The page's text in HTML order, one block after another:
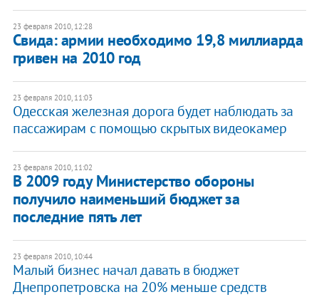
23 февраля 2010, 12:28
Свида: армии необходимо 19,8 миллиарда
гривен на 2010 год
23 февраля 2010, 11:03
Одесская железная дорога будет наблюдать за
пассажирам с помощью скрытых видеокамер
23 февраля 2010, 11:02
В 2009 году Министерство обороны
получило наименьший бюджет за
последние пять лет
23 февраля 2010, 10:44
Малый бизнес начал давать в бюджет
Днепропетровска на 20% меньше средств